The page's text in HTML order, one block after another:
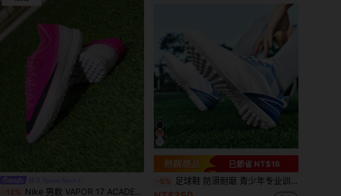
-12% Nike 男款 VAPOR 17 ACADEMY TF T2026 夏季新款 粉白漸層釘鞋足球鞋 IQ2406-900
已節省 NT$18
-5% 足球鞋 防滑耐磨 青少年专业训练比赛 碎钉JTF成人足球鞋 人造草室内外低鞋面 通用碎钉足球鞋 棒球鞋 草坪鞋